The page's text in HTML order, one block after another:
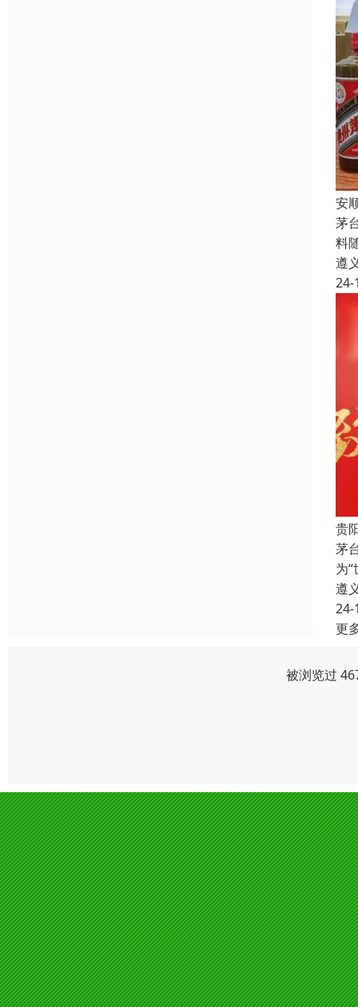
安
茅
料
遵
24-
贵
茅
为
遵
24-
更
被浏览过